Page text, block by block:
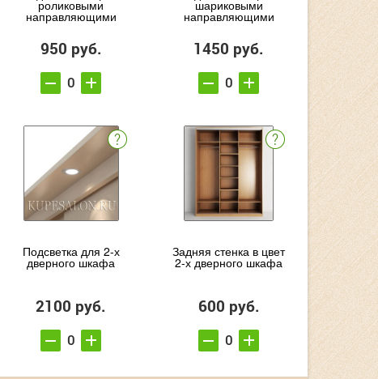
роликовыми
направляющими
950 руб.
шариковыми
направляющими
1450 руб.
Подсветка для 2-х
дверного шкафа
2100 руб.
Задняя стенка в цвет
2-х дверного шкафа
600 руб.